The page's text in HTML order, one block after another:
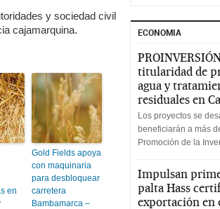
y sociedad civil
cajamarquina.
en
Gold Fields apoya
con maquinaria
para desbloquear
carretera
Bambamarca –
ECONOMIA
titularidad de
agua y
residuales en
Los proyectos se
beneficiarán a más
Promoción de la
Impulsan
palta Hass
exportación en